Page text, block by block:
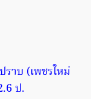
าบ (เพชรใหม่
ป.